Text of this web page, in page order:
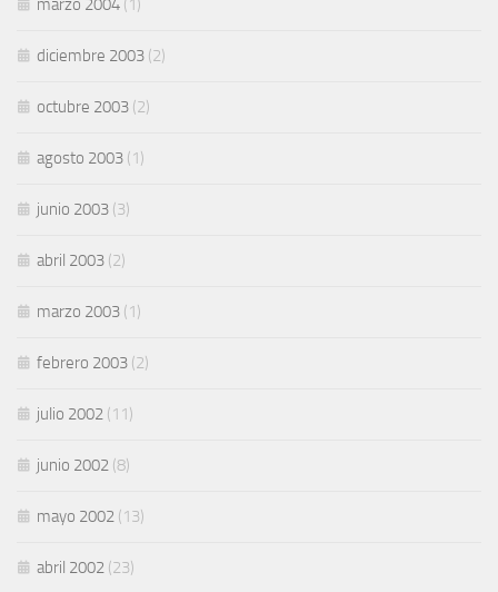
marzo 2004 (1)
diciembre 2003 (2)
octubre 2003 (2)
agosto 2003 (1)
junio 2003 (3)
abril 2003 (2)
marzo 2003 (1)
febrero 2003 (2)
julio 2002 (11)
junio 2002 (8)
mayo 2002 (13)
abril 2002 (23)